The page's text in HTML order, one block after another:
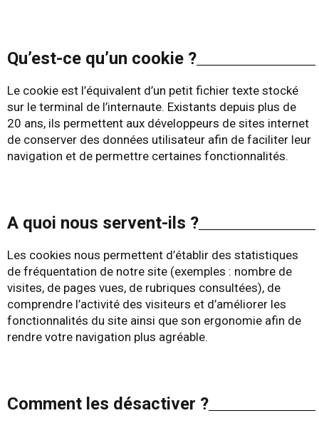
Qu’est-ce qu’un cookie ?
Le cookie est l’équivalent d’un petit fichier texte stocké
sur le terminal de l’internaute. Existants depuis plus de
20 ans, ils permettent aux développeurs de sites internet
de conserver des données utilisateur afin de faciliter leur
navigation et de permettre certaines fonctionnalités.
A quoi nous servent-ils ?
Les cookies nous permettent d’établir des statistiques
de fréquentation de notre site (exemples : nombre de
visites, de pages vues, de rubriques consultées), de
comprendre l’activité des visiteurs et d’améliorer les
fonctionnalités du site ainsi que son ergonomie afin de
rendre votre navigation plus agréable.
Comment les désactiver ?